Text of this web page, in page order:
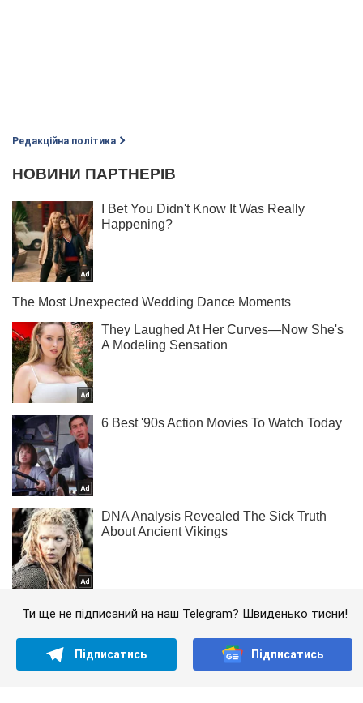
Редакційна політика
Ти ще не підписаний на наш Telegram? Швиденько тисни!
Підписатись Підписатись